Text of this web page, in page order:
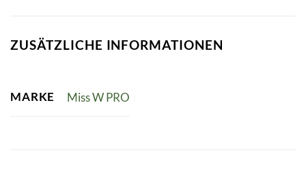
ZUSÄTZLICHE INFORMATIONEN
MARKE Miss W PRO